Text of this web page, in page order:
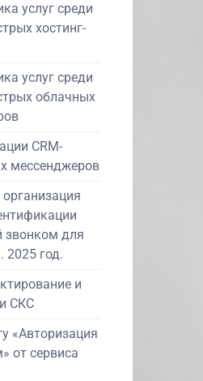
услуг среди
хостинг-
услуг среди
облачных
CRM-
мессенджеров
звонком для
2025 год.
и
СКС
«Авторизация
от сервиса